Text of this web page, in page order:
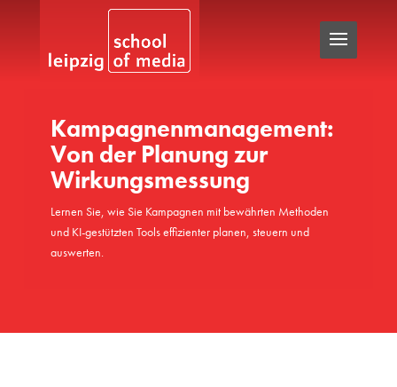
Kampagnenmanagement:
Von der Planung zur
Wirkungsmessung
Lernen Sie, wie Sie Kampagnen mit bewährten Methoden
und KI-gestützten Tools effizienter planen, steuern und
auswerten.